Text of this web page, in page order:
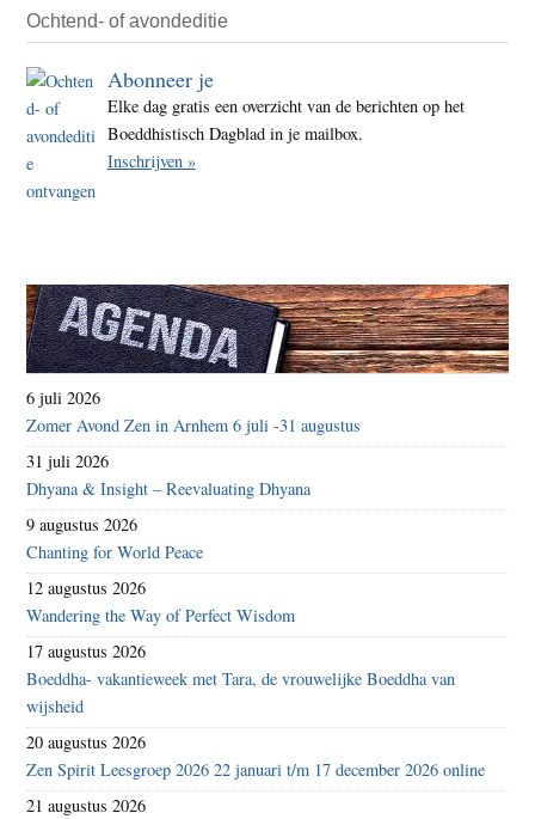
Ochtend- of avondeditie
Abonneer je
Elke dag gratis een overzicht van de berichten op het
Boeddhistisch Dagblad in je mailbox.
Inschrijven »
6 juli 2026
Zomer Avond Zen in Arnhem 6 juli -31 augustus
31 juli 2026
Dhyana & Insight – Reevaluating Dhyana
9 augustus 2026
Chanting for World Peace
12 augustus 2026
Wandering the Way of Perfect Wisdom
17 augustus 2026
Boeddha- vakantieweek met Tara, de vrouwelijke Boeddha van
wijsheid
20 augustus 2026
Zen Spirit Leesgroep 2026 22 januari t/m 17 december 2026 online
21 augustus 2026